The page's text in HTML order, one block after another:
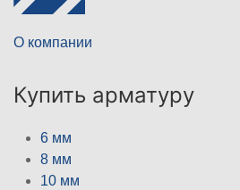
О компании
Купить арматуру
6 мм
8 мм
10 мм